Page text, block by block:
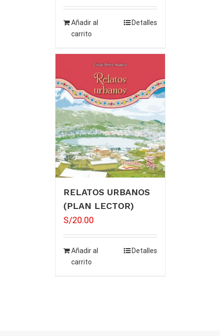
Añadir al
carrito
Detalles
RELATOS URBANOS
(PLAN LECTOR)
S/20.00
Añadir al
carrito
Detalles